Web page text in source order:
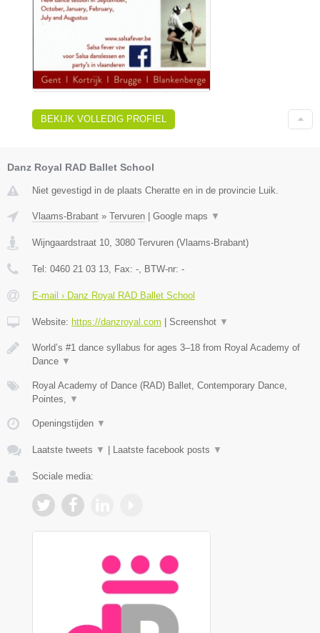
BEKIJK VOLLEDIG PROFIEL
Danz Royal RAD Ballet School
Niet gevestigd in de plaats Cheratte en in de provincie Luik.
Vlaams-Brabant » Tervuren | Google maps ▼
Wijngaardstraat 10 3080 Tervuren (Vlaams-Brabant)
Tel: 0460 21 03 13 , Fax: - , BTW-nr: -
E-mail › Danz Royal RAD Ballet School
Website: https://danzroyal.com | Screenshot ▼
World’s #1 dance syllabus for ages 3–18 from Royal Academy of
Dance ▼
Royal Academy of Dance (RAD) Ballet, Contemporary Dance,
Pointes,
▼
Openingstijden ▼
Laatste tweets ▼ | Laatste facebook posts ▼
Sociale media: